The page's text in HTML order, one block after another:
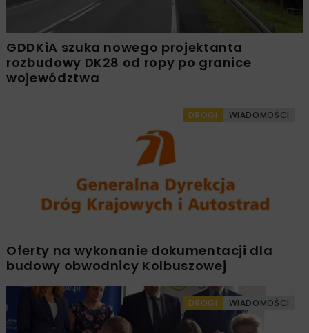
GDDKiA szuka nowego projektanta
rozbudowy DK28 od ropy po granice
województwa
DROGI WIADOMOŚCI
Oferty na wykonanie dokumentacji dla
budowy obwodnicy Kolbuszowej
DROGI WIADOMOŚCI